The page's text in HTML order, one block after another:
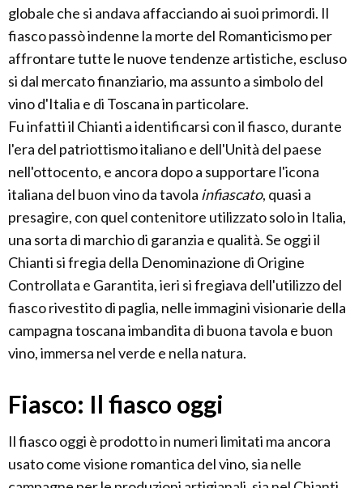
globale che si andava affacciando ai suoi primordi. Il
fiasco passò indenne la morte del Romanticismo per
affrontare tutte le nuove tendenze artistiche, escluso
si dal mercato finanziario, ma assunto a simbolo del
vino d'Italia e di Toscana in particolare.
Fu infatti il Chianti a identificarsi con il fiasco, durante
l'era del patriottismo italiano e dell'Unità del paese
nell'ottocento, e ancora dopo a supportare l'icona
italiana del buon vino da tavola infiascato, quasi a
presagire, con quel contenitore utilizzato solo in Italia,
una sorta di marchio di garanzia e qualità. Se oggi il
Chianti si fregia della Denominazione di Origine
Controllata e Garantita, ieri si fregiava dell'utilizzo del
fiasco rivestito di paglia, nelle immagini visionarie della
campagna toscana imbandita di buona tavola e buon
vino, immersa nel verde e nella natura.
Fiasco: Il fiasco oggi
Il fiasco oggi è prodotto in numeri limitati ma ancora
usato come visione romantica del vino, sia nelle